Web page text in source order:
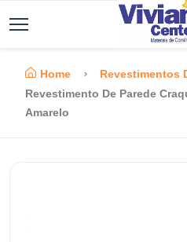
Home
Revestimentos
Revestimento De Parede
Amarelo